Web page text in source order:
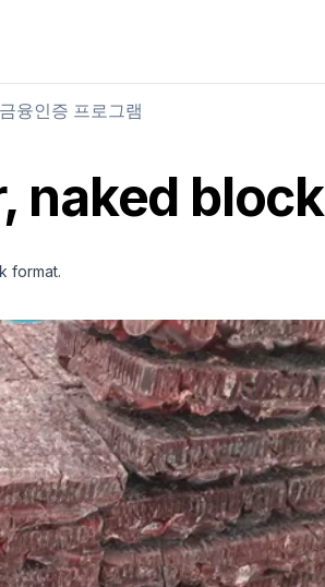
금융인증 프로그램
naked block
format.